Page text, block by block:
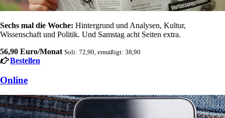
Sechs mal die Woche: Hintergrund und Analysen, Kultur,
Wissenschaft und Politik. Und Samstag acht Seiten extra.
56,90 Euro/Monat Soli: 72,90, ermäßigt: 38,90
Bestellen
Online